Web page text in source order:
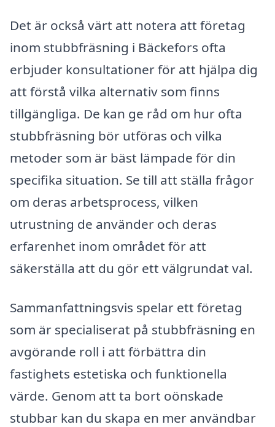
Det är också värt att notera att företag
inom stubbfräsning i Bäckefors ofta
erbjuder konsultationer för att hjälpa dig
att förstå vilka alternativ som finns
tillgängliga. De kan ge råd om hur ofta
stubbfräsning bör utföras och vilka
metoder som är bäst lämpade för din
specifika situation. Se till att ställa frågor
om deras arbetsprocess, vilken
utrustning de använder och deras
erfarenhet inom området för att
säkerställa att du gör ett välgrundat val.
Sammanfattningsvis spelar ett företag
som är specialiserat på stubbfräsning en
avgörande roll i att förbättra din
fastighets estetiska och funktionella
värde. Genom att ta bort oönskade
stubbar kan du skapa en mer användbar